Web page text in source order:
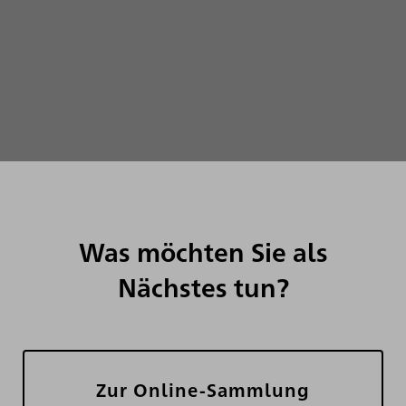
Was möchten Sie als
Nächstes tun?
Zur Online-Sammlung